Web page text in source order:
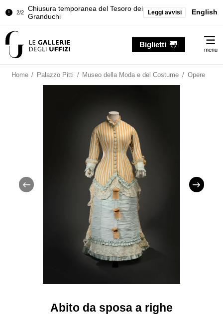
2/2
Chiusura temporanea del Tesoro dei
Granduchi
della Sala dell'Iliade
Granduchi
Leggi avvisi English
Biglietti
menu
Home / Palazzo Pitti / Museo della Moda e del Costume / Opere
Abito da sposa a righe